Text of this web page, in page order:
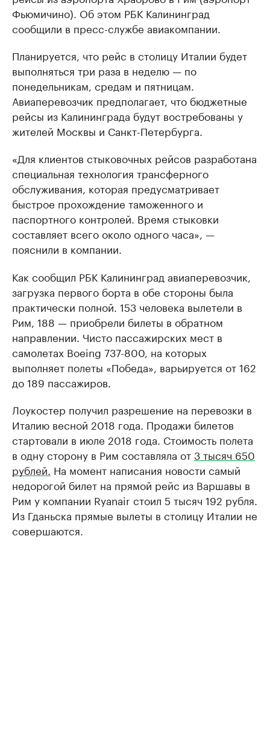
Фьюмичино). Об этом РБК Калининград
сообщили в пресс-службе авиакомпании.
Планируется, что рейс в столицу Италии будет
выполняться три раза в неделю — по
понедельникам, средам и пятницам.
Авиаперевозчик предполагает, что бюджетные
рейсы из Калининграда будут востребованы у
жителей Москвы и Санкт-Петербурга.
«Для клиентов стыковочных рейсов разработана
специальная технология трансферного
обслуживания, которая предусматривает
быстрое прохождение таможенного и
паспортного контролей. Время стыковки
составляет всего около одного часа», —
пояснили в компании.
Как сообщил РБК Калининград авиаперевозчик,
загрузка первого борта в обе стороны была
практически полной. 153 человека вылетели в
Рим, 188 — приобрели билеты в обратном
направлении. Чисто пассажирских мест в
самолетах Boeing 737-800, на которых
выполняет полеты «Победа», варьируется от 162
до 189 пассажиров.
Лоукостер получил разрешение на перевозки в
Италию весной 2018 года. Продажи билетов
стартовали в июле 2018 года. Стоимость полета
в одну сторону в Рим составляла от3 тысяч 650
рублей. На момент написания новости самый
недорогой билет на прямой рейс из Варшавы в
Рим у компании Ryanair стоил 5 тысяч 192 рубля.
Из Гданьска прямые вылеты в столицу Италии не
совершаются.